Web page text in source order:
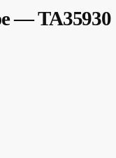
— TA35930